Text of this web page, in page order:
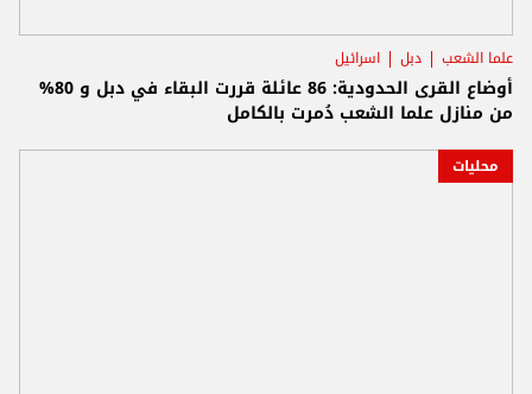
علما الشعب دبل اسرائيل
أوضاع القرى الحدودية: 86 عائلة قررت البقاء في دبل و 80%
من منازل علما الشعب دُمرت بالكامل
محليات